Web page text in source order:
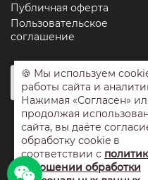
Публичная оферта
Пользовательское
соглашение
🍪 Мы используем
работы сайта и
Нажимая «Согласен»
продолжая
сайта, вы даёте
обработку cookie в
соответствии с
отношении обработки